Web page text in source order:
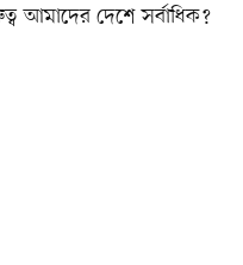
আমাদের দেশে সর্বাধিক?